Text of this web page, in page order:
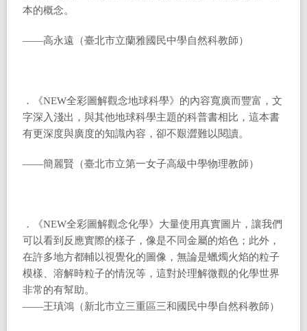
本的概念。
——高永遠（臺北市立蘭雅國民中學自然科教師）
．《NEW全彩圖解觀念地球科學》的內容寬廣而豐富，文
字深入淺出，與其他地球科學主題的科普書相比，這本書
有更深度與廣度的知識內容，卻不艱澀難以閱讀。
——簡麗賢（臺北市立第一女子高級中學物理教師）
．《NEW全彩圖解觀念化學》大量使用真實圖片，讓我們
可以看到反應實際的樣子，像是不同金屬的焰色；此外，
在許多地方都輔以視覺化的圖像，無論是蠟燭火焰的粒子
模樣、溶解時粒子的情況等，這對於理解微觀的化學世界
非常的有幫助。
——王瑱鴻（新北市立三重區三和國民中學自然科教師）